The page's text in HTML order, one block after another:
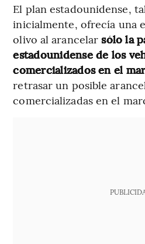
El plan estadounidense,
inicialmente, ofrecía una
olivo al arancelarsólo la
estadounidense de los
comercializados en el
retrasar un posible
comercializadas en el